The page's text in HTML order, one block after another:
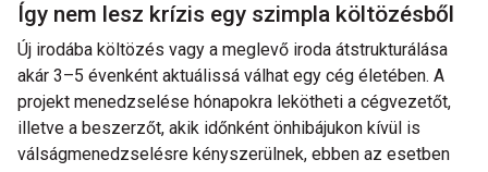
Így nem lesz krízis egy szimpla költözésből
Új irodába költözés vagy a meglevő iroda átstrukturálása
akár 3–5 évenként aktuálissá válhat egy cég életében. A
projekt menedzselése hónapokra lekötheti a cégvezetőt,
illetve a beszerzőt, akik időnként önhibájukon kívül is
válságmenedzselésre kényszerülnek, ebben az esetben